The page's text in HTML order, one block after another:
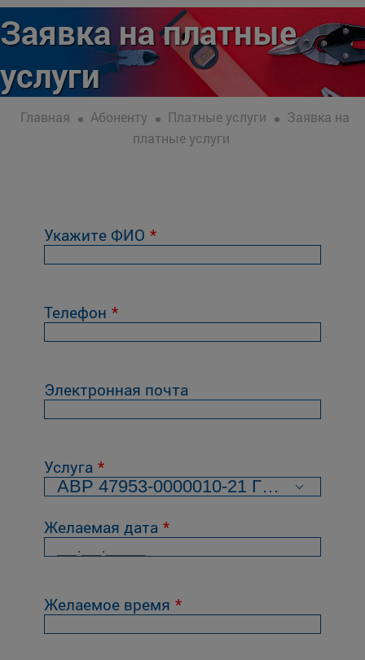
Заявка на платные
услуги
Главная Абоненту Платные услуги
Заявка на
платные услуги
Укажите ФИО
Телефон
Электронная почта
Услуга
Желаемая дата
Желаемое время